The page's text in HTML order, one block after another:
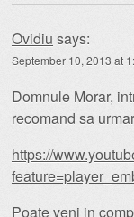
Ovidiu says:
September 10, 2013 at
Domnule Morar,
recomand sa
https://
Poate veni in